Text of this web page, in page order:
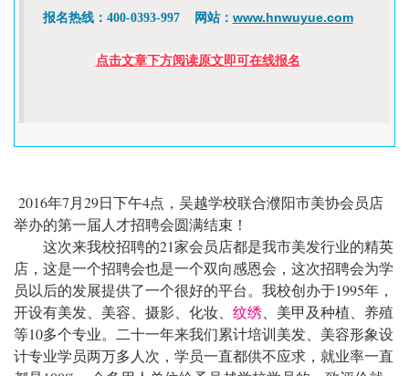
报名热线：400-0393-997 网站： www.hnwuyue.com
点击文章下方阅读原文即可在线报名
2016年7 月29日下午4点，吴越学校联合濮阳市美协会员店
举办的第一届人才招聘会圆满结束！
这次来我校招聘的21家会员店都是我市美发行业的精英
店，这是一个招聘会也是一个双向感恩会，这次招聘会为学
员以后的发展提供了一个很好的平台。我校创办于1995年，
开设有美发、美容、摄影、化妆、 纹绣、美甲及种植、养殖
等10多个专业。二十一年来我们累计培训美发、美容形象设
计专业学员两万多人次，学员一直都供不应求，就业率一直